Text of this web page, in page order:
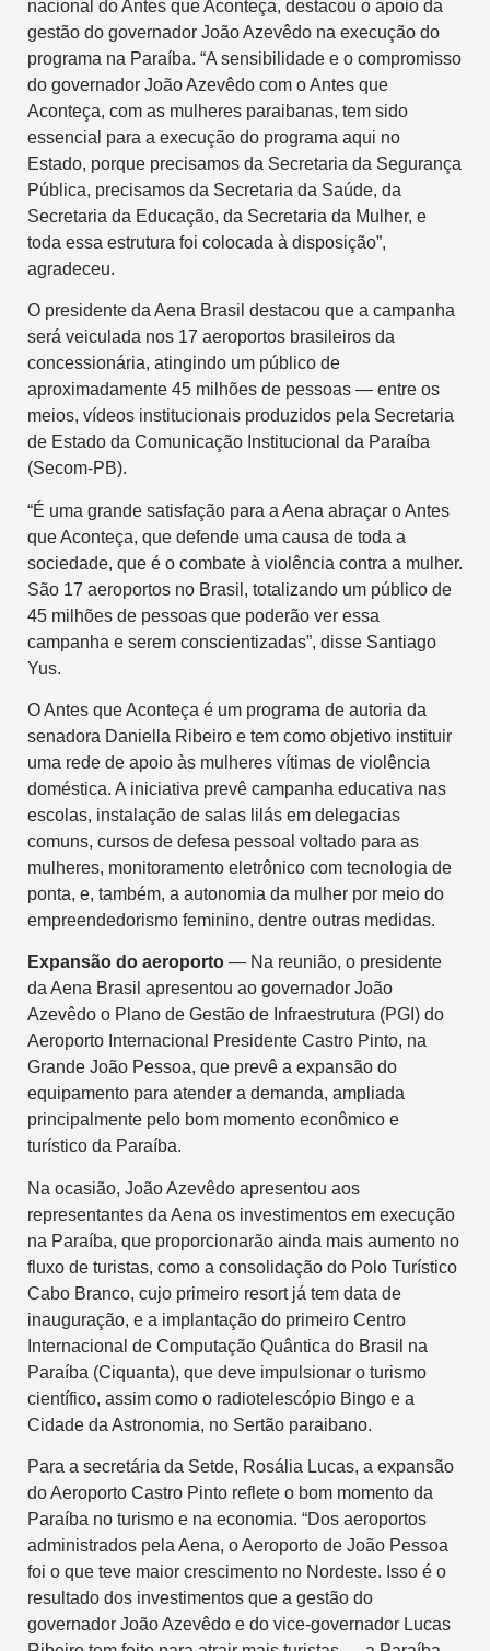
nacional do Antes que Aconteça, destacou o apoio da
gestão do governador João Azevêdo na execução do
programa na Paraíba. “A sensibilidade e o compromisso
do governador João Azevêdo com o Antes que
Aconteça, com as mulheres paraibanas, tem sido
essencial para a execução do programa aqui no
Estado, porque precisamos da Secretaria da Segurança
Pública, precisamos da Secretaria da Saúde, da
Secretaria da Educação, da Secretaria da Mulher, e
toda essa estrutura foi colocada à disposição”,
agradeceu.
O presidente da Aena Brasil destacou que a campanha
será veiculada nos 17 aeroportos brasileiros da
concessionária, atingindo um público de
aproximadamente 45 milhões de pessoas — entre os
meios, vídeos institucionais produzidos pela Secretaria
de Estado da Comunicação Institucional da Paraíba
(Secom-PB).
“É uma grande satisfação para a Aena abraçar o Antes
que Aconteça, que defende uma causa de toda a
sociedade, que é o combate à violência contra a mulher.
São 17 aeroportos no Brasil, totalizando um público de
45 milhões de pessoas que poderão ver essa
campanha e serem conscientizadas”, disse Santiago
Yus.
O Antes que Aconteça é um programa de autoria da
senadora Daniella Ribeiro e tem como objetivo instituir
uma rede de apoio às mulheres vítimas de violência
doméstica. A iniciativa prevê campanha educativa nas
escolas, instalação de salas lilás em delegacias
comuns, cursos de defesa pessoal voltado para as
mulheres, monitoramento eletrônico com tecnologia de
ponta, e, também, a autonomia da mulher por meio do
empreendedorismo feminino, dentre outras medidas.
Expansão do aeroporto — Na reunião, o presidente
da Aena Brasil apresentou ao governador João
Azevêdo o Plano de Gestão de Infraestrutura (PGI) do
Aeroporto Internacional Presidente Castro Pinto, na
Grande João Pessoa, que prevê a expansão do
equipamento para atender a demanda, ampliada
principalmente pelo bom momento econômico e
turístico da Paraíba.
Na ocasião, João Azevêdo apresentou aos
representantes da Aena os investimentos em execução
na Paraíba, que proporcionarão ainda mais aumento no
fluxo de turistas, como a consolidação do Polo Turístico
Cabo Branco, cujo primeiro resort já tem data de
inauguração, e a implantação do primeiro Centro
Internacional de Computação Quântica do Brasil na
Paraíba (Ciquanta), que deve impulsionar o turismo
científico, assim como o radiotelescópio Bingo e a
Cidade da Astronomia, no Sertão paraibano.
Para a secretária da Setde, Rosália Lucas, a expansão
do Aeroporto Castro Pinto reflete o bom momento da
Paraíba no turismo e na economia. “Dos aeroportos
administrados pela Aena, o Aeroporto de João Pessoa
foi o que teve maior crescimento no Nordeste. Isso é o
resultado dos investimentos que a gestão do
governador João Azevêdo e do vice-governador Lucas